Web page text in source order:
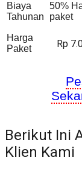
Biaya
Tahunan
50%
paket
Harga
Paket
Rp
Berikut Ini
Klien Kami